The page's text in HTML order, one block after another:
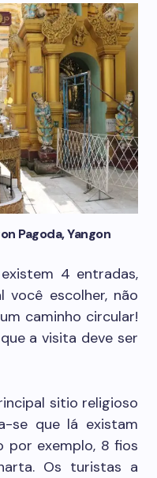
Pagoda, Yangon
4 entradas,
você escolher, não
caminho circular!
a visita deve ser
sitio religioso
se que lá existam
por exemplo, 8 fios
Os turistas a